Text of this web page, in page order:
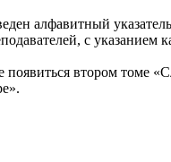
алфавитный
с
втором томе